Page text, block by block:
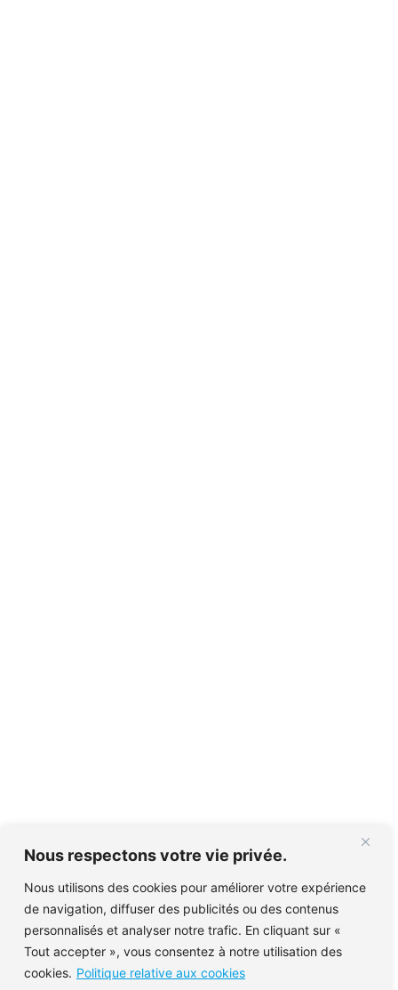
Nous respectons votre vie privée.
Nous utilisons des cookies pour améliorer votre expérience
de navigation, diffuser des publicités ou des contenus
personnalisés et analyser notre trafic. En cliquant sur «
Tout accepter », vous consentez à notre utilisation des
cookies. Politique relative aux cookies